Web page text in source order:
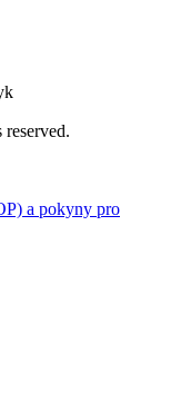
a pokyny pro